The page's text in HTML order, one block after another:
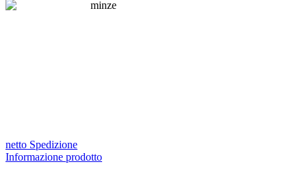
netto Spedizione
Informazione prodotto